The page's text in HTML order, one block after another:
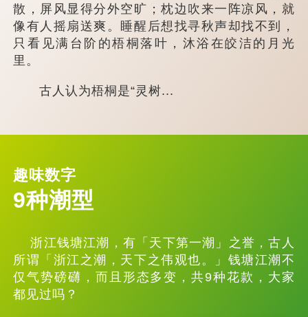
散，屏风显得分外空旷；枕边吹来一阵凉风，就
像有人摇扇送爽。睡醒后想找寻秋声却找不到，
只看见满台阶的梧桐落叶，沐浴在皎洁的月光
里。
古人认为梧桐是“灵树...
趣味数字
9种潮型
浙江钱塘江潮，有「天下第一潮」之誉，古人
所谓「浙江之潮，天下之伟观也。」钱塘江潮不
仅气势磅礴，而且形态多变，共9种花款，大家
都见过吗？